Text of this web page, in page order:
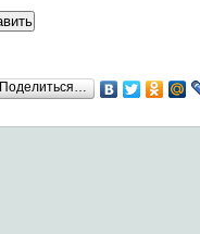
Поделиться…